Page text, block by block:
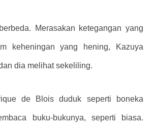
Merasakan ketegangan yang
keheningan yang hening, Kazuya
dia melihat sekeliling.
de Blois duduk seperti boneka
buku-bukunya, seperti biasa.